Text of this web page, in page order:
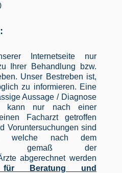
Internetseite nur
Ihrer Behandlung bzw.
Unser Bestreben ist,
zu informieren. Eine
Aussage / Diagnose
kann nur nach einer
Facharzt getroffen
Voruntersuchungen sind
welche nach dem
gemaß der
abgerechnet werden
für Beratung und